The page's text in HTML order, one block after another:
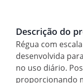
Descrição do
Régua com
desenvolvida
no uso diário.
proporcionando